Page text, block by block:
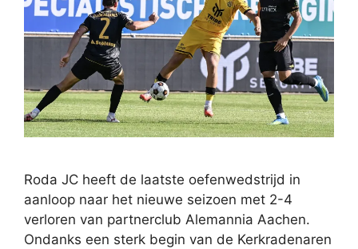
Roda JC heeft de laatste oefenwedstrijd in
aanloop naar het nieuwe seizoen met 2-4
verloren van partnerclub Alemannia Aachen.
Ondanks een sterk begin van de Kerkradenaren